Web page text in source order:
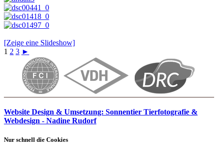
[Zeige eine Slideshow]
1 2 3 ►
Website Design & Umsetzung: Sonnentier Tierfotografie &
Webdesign - Nadine Rudorf
Nur schnell die Cookies